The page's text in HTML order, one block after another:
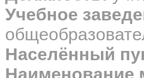
Учебное
Населённый
Наименование